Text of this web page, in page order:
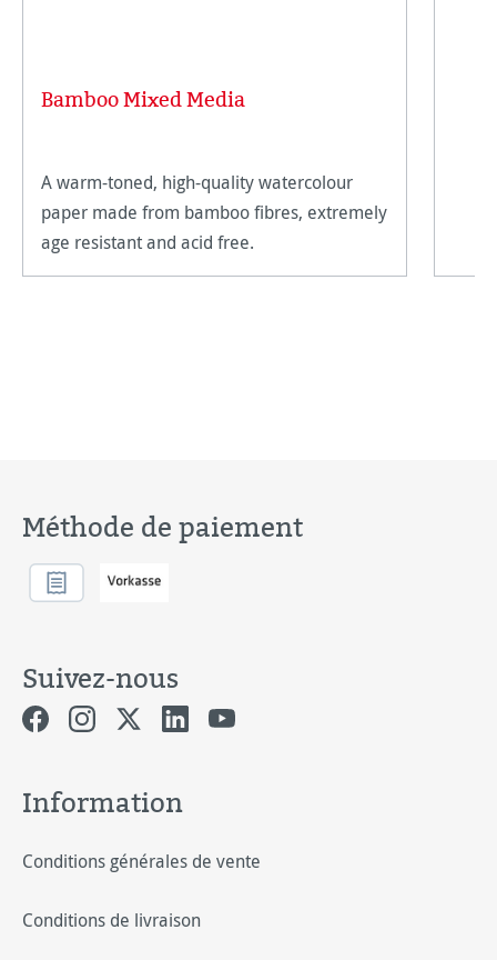
Bamboo Mixed Media
A warm-toned, high-quality watercolour
paper made from bamboo fibres, extremely
age resistant and acid free.
Méthode de paiement
Suivez-nous
Information
Conditions générales de vente
Conditions de livraison